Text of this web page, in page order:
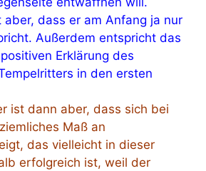
aber, dass er am Anfang ja nur
Außerdem entspricht das
Erklärung des
in den ersten
ist dann aber, dass sich bei
Maß an
das vielleicht in dieser
erfolgreich ist, weil der